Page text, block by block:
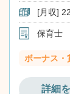
[月収]
保育士
ボーナス・
詳細